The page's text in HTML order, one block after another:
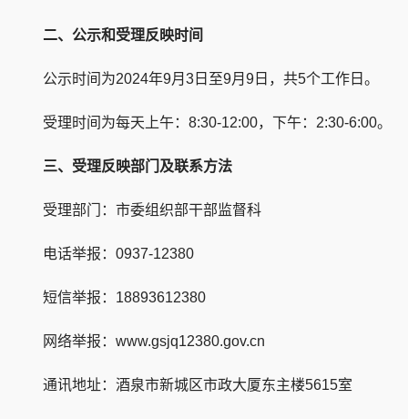
二、公示和受理反映时间
公示时间为2024年9月3日至9月9日，共5个工作日。
受理时间为每天上午：8:30-12:00，下午：2:30-6:00。
三、受理反映部门及联系方法
受理部门：市委组织部干部监督科
电话举报：0937-12380
短信举报：18893612380
网络举报：www.gsjq12380.gov.cn
通讯地址：酒泉市新城区市政大厦东主楼5615室